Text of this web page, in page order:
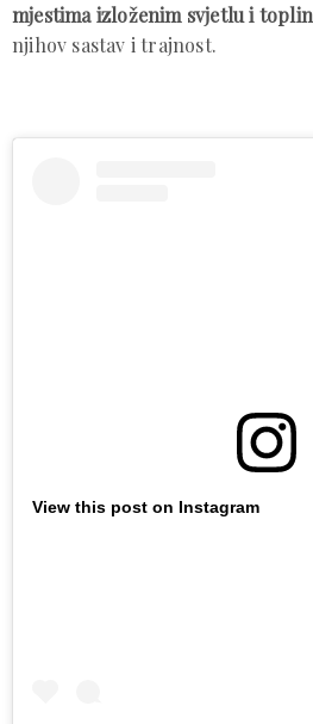
mjestima izloženim svjetlu i
njihov sastav i trajnost.
View this post on Instagram